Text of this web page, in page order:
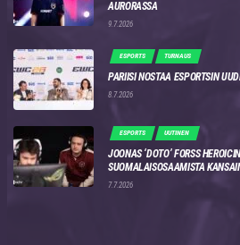
AURORASSA
9.7.2026
ESPORTS TURNAUS
PARIISI NOSTAA ESPORTSIN
8.7.2026
ESPORTS UUTINEN
JOONAS ‘DOTO’ FORSS
SUOMALAISOSAAMISTA
7.7.2026